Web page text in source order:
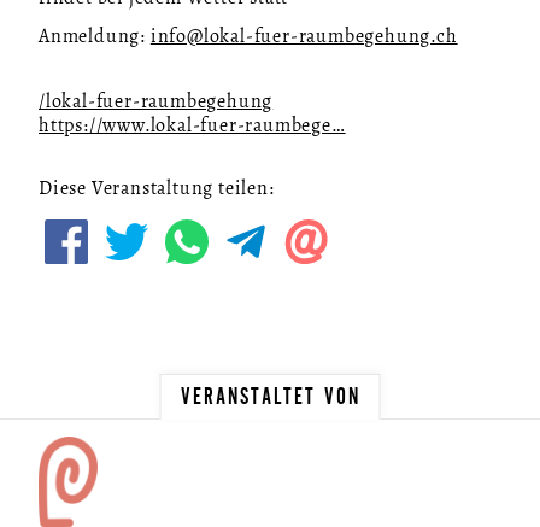
Anmeldung: info@lokal-fuer-raumbegehung.ch
/lokal-fuer-raumbegehung
https://www.lokal-fuer-raumbege…
Diese Veranstaltung teilen:
VERANSTALTET VON